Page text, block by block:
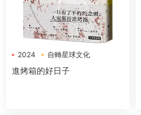
2024
自轉星球文化
電子書
進烤箱的好日子